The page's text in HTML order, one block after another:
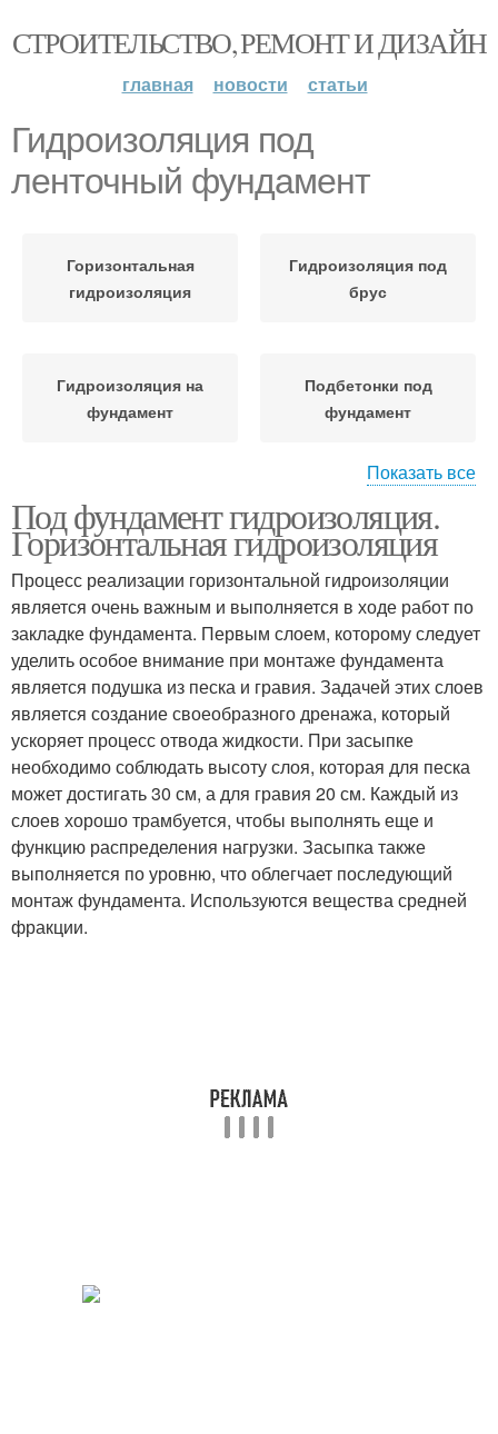
СТРОИТЕЛЬСТВО, РЕМОНТ И ДИЗАЙН
главная новости статьи
Гидроизоляция под
ленточный фундамент
Горизонтальная
гидроизоляция
Гидроизоляция под
брус
Гидроизоляция на
фундамент
Подбетонки под
фундамент
Гидроизоляция под
плитный фундамент
Монолитный фундамент
Подготовки под
фундамент
Показать все
Под фундамент гидроизоляция.
Горизонтальная гидроизоляция
Процесс реализации горизонтальной гидроизоляции
является очень важным и выполняется в ходе работ по
закладке фундамента. Первым слоем, которому следует
уделить особое внимание при монтаже фундамента
является подушка из песка и гравия. Задачей этих слоев
является создание своеобразного дренажа, который
ускоряет процесс отвода жидкости. При засыпке
необходимо соблюдать высоту слоя, которая для песка
может достигать 30 см, а для гравия 20 см. Каждый из
слоев хорошо трамбуется, чтобы выполнять еще и
функцию распределения нагрузки. Засыпка также
выполняется по уровню, что облегчает последующий
монтаж фундамента. Используются вещества средней
фракции.